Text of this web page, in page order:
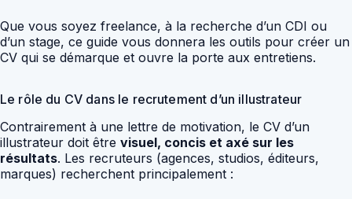
Que vous soyez freelance, à la recherche d’un CDI ou
d’un stage, ce guide vous donnera les outils pour créer un
CV qui se démarque et ouvre la porte aux entretiens.
Le rôle du CV dans le recrutement d’un illustrateur
Contrairement à une lettre de motivation, le CV d’un
illustrateur doit être visuel, concis et axé sur les
résultats. Les recruteurs (agences, studios, éditeurs,
marques) recherchent principalement :